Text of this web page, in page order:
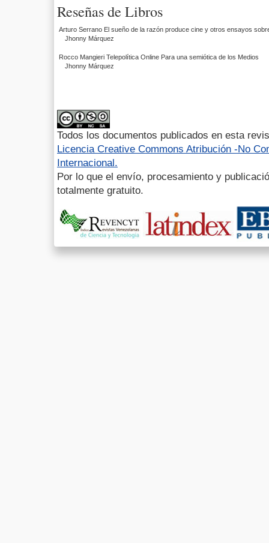
Reseñas de Libros
Arturo Serrano El sueño de la razón produce cine y otros ensayos
Jhonny Márquez
Rocco Mangieri Telepolítica Online Para una semiótica de los Medios
Jhonny Márquez
Todos los documentos publicados en esta
Licencia Creative Commons Atribución -No
Internacional.
Por lo que el envío, procesamiento y
totalmente gratuito.